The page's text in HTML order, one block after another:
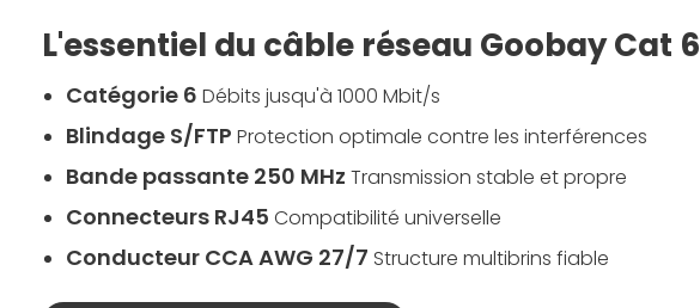
L'essentiel du câble réseau Goobay Cat 6
Catégorie 6 Débits jusqu'à 1000 Mbit/s
Blindage S/FTP Protection optimale contre les interférences
Bande passante 250 MHz Transmission stable et propre
Connecteurs RJ45 Compatibilité universelle
Conducteur CCA AWG 27/7 Structure multibrins fiable